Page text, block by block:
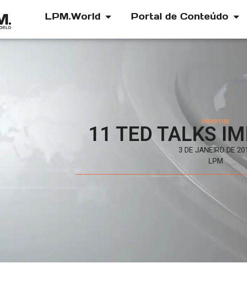
LPM.World Portal de Conteúdo
EXPERTISE
11 TED TALKS
3 DE JANEIRO DE
LPM